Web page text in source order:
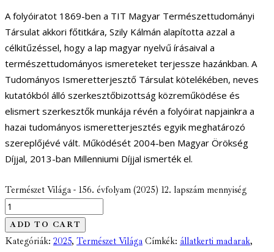
A folyóiratot 1869-ben a TIT Magyar Természettudományi
Társulat akkori főtitkára, Szily Kálmán alapította azzal a
célkitűzéssel, hogy a lap magyar nyelvű írásaival a
természettudományos ismereteket terjessze hazánkban. A
Tudományos Ismeretterjesztő Társulat kötelékében, neves
kutatókból álló szerkesztőbizottság közreműködése és
elismert szerkesztők munkája révén a folyóirat napjainkra a
hazai tudományos ismeretterjesztés egyik meghatározó
szereplőjévé vált. Működését 2004-ben Magyar Örökség
Díjjal, 2013-ban Millenniumi Díjjal ismerték el.
Természet Világa - 156. évfolyam (2025) 12. lapszám mennyiség
ADD TO CART
Kategóriák: 2025, Természet Világa Címkék: állatkerti madarak,